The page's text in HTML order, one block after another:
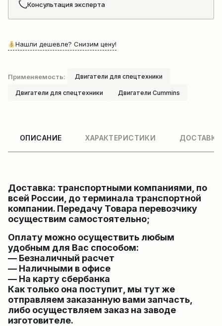
Консультация эксперта
Нашли дешевле? Снизим цену!
Применяемость: Двигатели для спецтехники
Двигатели для спецтехники Двигатели Cummins
ОПИСАНИЕ ХАРАКТЕРИСТИКИ
Доставка: транспортными компаниями, по
всей России, до терминала транспортной
компании. Передачу Товара перевозчику
осуществим самостоятельно;
Оплату можно осуществить любым
удобным для Вас способом:
— Безналичный расчет
— Наличными в офисе
— На карту сбербанка
Как только она поступит, мы тут же
отправляем заказанную вами запчасть,
либо осуществляем заказ на заводе
изготовителе.